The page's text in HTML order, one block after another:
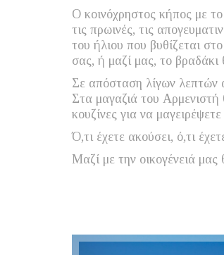
Ο κοινόχρηστος κήπος με
τις πρωινές, τις
του ήλιου που βυθίζεται
σας, ή μαζί μας, το βραδάκι
Σε απόσταση λίγων λεπτών
Στα μαγαζιά του Αρμενιστή
κουζίνες για να
Ό,τι έχετε ακούσει, ό,τι
Μαζί με την οικογένειά